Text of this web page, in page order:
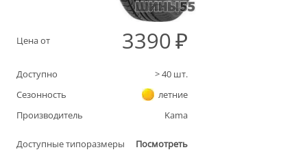
Цена от 3390
Доступно >40 шт.
Сезонность
летние
Производитель
Kama
Доступные типоразмеры Посмотреть